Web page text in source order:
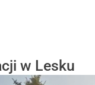
w Lesku